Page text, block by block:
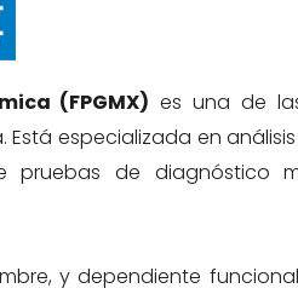
(FPGMX) es una de
especializada en
de diagnóstico
y dependiente